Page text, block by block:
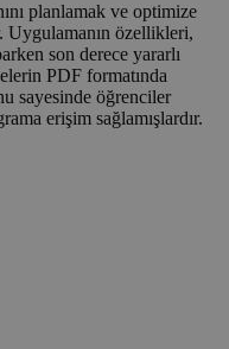
planlamak ve optimize
Uygulamanın özellikleri,
son derece yararlı
PDF formatında
sayesinde öğrenciler
erişim sağlamışlardır.